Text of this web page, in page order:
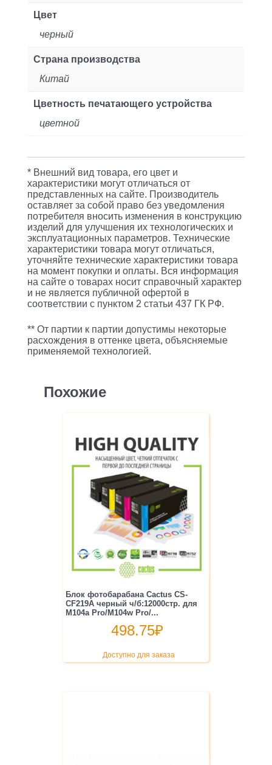
Цвет
черный
Страна производства
Китай
Цветность печатающего устройства
цветной
* Внешний вид товара, его цвет и
характеристики могут отличаться от
представленных на сайте. Производитель
оставляет за собой право без уведомления
потребителя вносить изменения в конструкцию
изделий для улучшения их технологических и
эксплуатационных параметров. Технические
характеристики товара могут отличаться,
уточняйте технические характеристики товара
на момент покупки и оплаты. Вся информация
на сайте о товарах носит справочный характер
и не является публичной офертой в
соответствии с пунктом 2 статьи 437 ГК РФ.
** От партии к партии допустимы некоторые
расхождения в оттенке цвета, объясняемые
применяемой технологией.
Похожие
Блок фотобарабана Cactus CS-
CF219A черный ч/б:12000стр. для
M104a Pro/M104w Pro/...
498.75₽
Доступно для заказа